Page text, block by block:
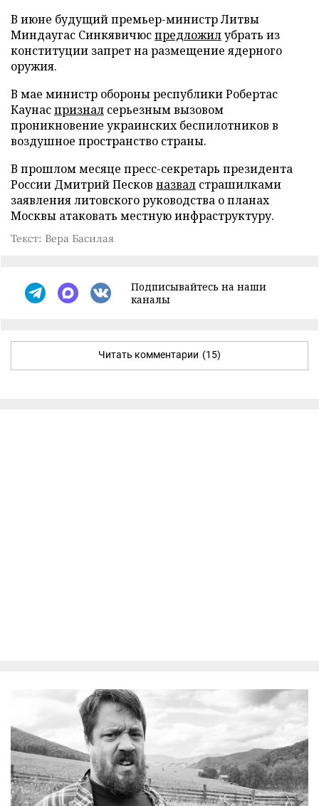
В июне будущий премьер-министр Литвы
Миндаугас Синкявичюспредложилубрать из
конституции запрет на размещение ядерного
оружия.
В мае министр обороны республики Робертас
Каунаспризнал серьезным вызовом
проникновение украинских беспилотников в
воздушное пространство страны.
В прошлом месяце пресс-секретарь президента
России Дмитрий Песков назвал страшилками
заявления литовского руководства о планах
Москвы атаковать местную инфраструктуру.
Текст: Вера Басилая
Подписывайтесь на наши
каналы
Читать комментарии (15)